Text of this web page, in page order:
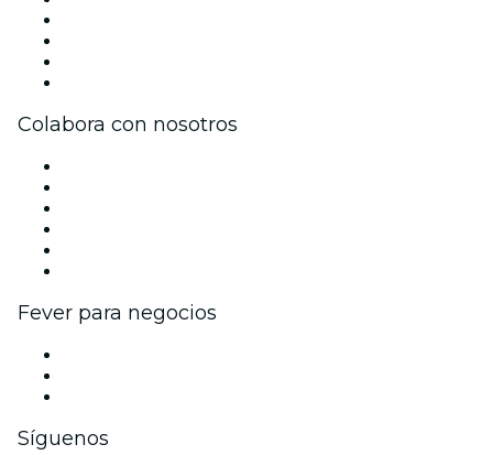
Colabora con nosotros
Fever para negocios
Síguenos